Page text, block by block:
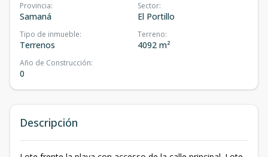
Provincia:
Samaná
Sector:
El Portillo
Tipo de inmueble:
Terrenos
Terreno:
4092 m²
Año de Construcción:
0
Descripción